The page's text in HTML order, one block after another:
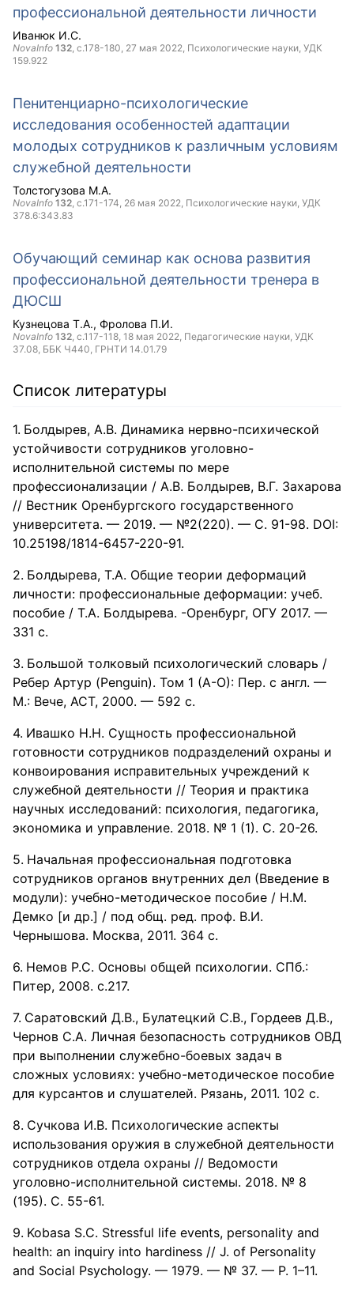
профессиональной деятельности личности
Иванюк И.С.
NovaInfo 132, с.178-180, 27 мая 2022, Психологические науки, УДК
159.922
Пенитенциарно-психологические
исследования особенностей адаптации
молодых сотрудников к различным условиям
служебной деятельности
Толстогузова М.А.
NovaInfo 132, с.171-174, 26 мая 2022, Психологические науки, УДК
378.6:343.83
Обучающий семинар как основа развития
профессиональной деятельности тренера в
ДЮСШ
Кузнецова Т.А. Фролова П.И.
NovaInfo 132, с.117-118, 18 мая 2022, Педагогические науки, УДК
37.08, ББК Ч440, ГРНТИ 14.01.79
Список литературы
Болдырев, А.В. Динамика нервно-психической
устойчивости сотрудников уголовно-
исполнительной системы по мере
профессионализации / А.В. Болдырев, В.Г. Захарова
// Вестник Оренбургского государственного
университета. — 2019. — №2(220). — С. 91-98. DOI:
10.25198/1814-6457-220-91.
Болдырева, Т.А. Общие теории деформаций
личности: профессиональные деформации: учеб.
пособие / Т.А. Болдырева. -Оренбург, ОГУ 2017. —
331 с.
Большой толковый психологический словарь /
Ребер Артур (Penguin). Том 1 (А-О): Пер. с англ. —
М.: Вече, АСТ, 2000. — 592 с.
Ивашко Н.Н. Сущность профессиональной
готовности сотрудников подразделений охраны и
конвоирования исправительных учреждений к
служебной деятельности // Теория и практика
научных исследований: психология, педагогика,
экономика и управление. 2018. № 1 (1). С. 20-26.
Начальная профессиональная подготовка
сотрудников органов внутренних дел (Введение в
модули): учебно-методическое пособие / Н.М.
Демко [и др.] / под общ. ред. проф. В.И.
Чернышова. Москва, 2011. 364 с.
Немов Р.С. Основы общей психологии. СПб.:
Питер, 2008. с.217.
Саратовский Д.В., Булатецкий С.В., Гордеев Д.В.,
Чернов С.А. Личная безопасность сотрудников ОВД
при выполнении служебно-боевых задач в
сложных условиях: учебно-методическое пособие
для курсантов и слушателей. Рязань, 2011. 102 с.
Сучкова И.В. Психологические аспекты
использования оружия в служебной деятельности
сотрудников отдела охраны // Ведомости
уголовно-исполнительной системы. 2018. № 8
(195). С. 55-61.
Kobasa S.C. Stressful life events, personality and
health: an inquiry into hardiness // J. of Personality
and Social Psychology. — 1979. — № 37. — P. 1–11.